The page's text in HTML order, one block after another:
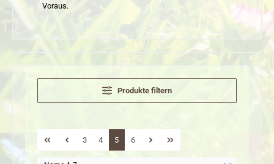
Voraus.
Produkte filtern
Seite
3 Seite
4 Seite
5 Seite
6